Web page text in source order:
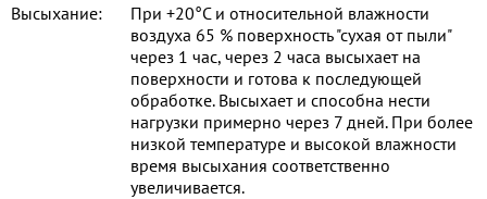
Высыхание:
При +20°C и относительной влажности
воздуха 65 % поверхность "сухая от пыли"
через 1 час, через 2 часа высыхает на
поверхности и готова к последующей
обработке. Высыхает и способна нести
нагрузки примерно через 7 дней. При более
низкой температуре и высокой влажности
время высыхания соответственно
увеличивается.